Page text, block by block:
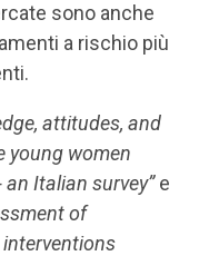
sono anche
a rischio più
attitudes, and
young women
Italian survey”e
of